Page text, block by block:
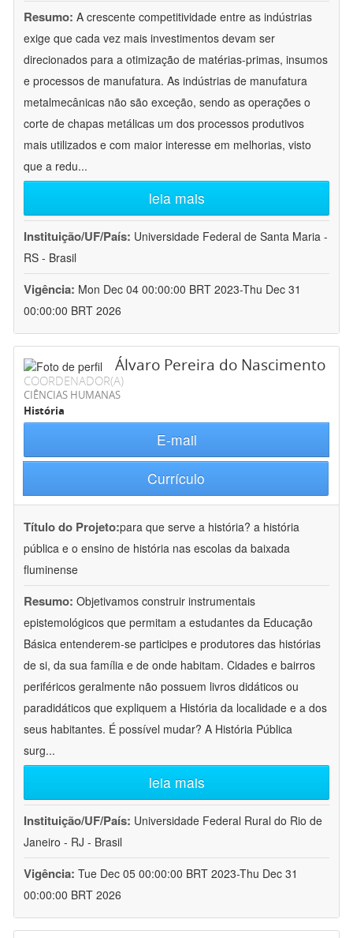
Resumo: A crescente competitividade entre as indústrias
exige que cada vez mais investimentos devam ser
direcionados para a otimização de matérias-primas, insumos
e processos de manufatura. As indústrias de manufatura
metalmecânicas não são exceção, sendo as operações o
corte de chapas metálicas um dos processos produtivos
mais utilizados e com maior interesse em melhorias, visto
que a redu...
leia mais
Instituição/UF/País: Universidade Federal de Santa Maria -
RS - Brasil
Vigência: Mon Dec 04 00:00:00 BRT 2023-Thu Dec 31
00:00:00 BRT 2026
Álvaro Pereira do Nascimento
COORDENADOR(A)
CIÊNCIAS HUMANAS
História
E-mail
Currículo
Título do Projeto:para que serve a história? a história
pública e o ensino de história nas escolas da baixada
fluminense
Resumo: Objetivamos construir instrumentais
epistemológicos que permitam a estudantes da Educação
Básica entenderem-se participes e produtores das histórias
de si, da sua família e de onde habitam. Cidades e bairros
periféricos geralmente não possuem livros didáticos ou
paradidáticos que expliquem a História da localidade e a dos
seus habitantes. É possível mudar? A História Pública
surg...
leia mais
Instituição/UF/País: Universidade Federal Rural do Rio de
Janeiro - RJ - Brasil
Vigência: Tue Dec 05 00:00:00 BRT 2023-Thu Dec 31
00:00:00 BRT 2026